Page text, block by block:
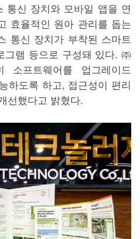
통신 장치와 모바일 앱을 연
효율적인 원아 관리를 돕는
통신 장치가 부착된 스마트
그램 등으로 구성돼 있다. ㈜
소프트웨어를 업그레이드
하도록 하고, 접근성이 편리
선했다고 밝혔다.